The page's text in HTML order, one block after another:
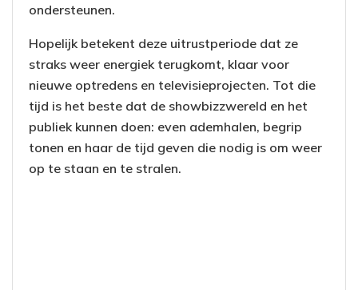
ondersteunen.
Hopelijk betekent deze uitrustperiode dat ze
straks weer energiek terugkomt, klaar voor
nieuwe optredens en televisieprojecten. Tot die
tijd is het beste dat de showbizzwereld en het
publiek kunnen doen: even ademhalen, begrip
tonen en haar de tijd geven die nodig is om weer
op te staan en te stralen.